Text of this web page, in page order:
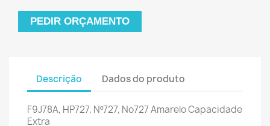
PEDIR ORÇAMENTO
Descrição Dados do produto
F9J78A, HP727, Nº727, No727 Amarelo Capacidade
Extra